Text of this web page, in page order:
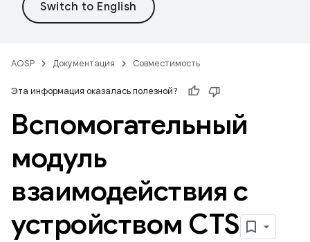
AOSP Документация Совместимость
Эта информация оказалась полезной?
Вспомогательный
модуль
взаимодействия с
устройством CTS